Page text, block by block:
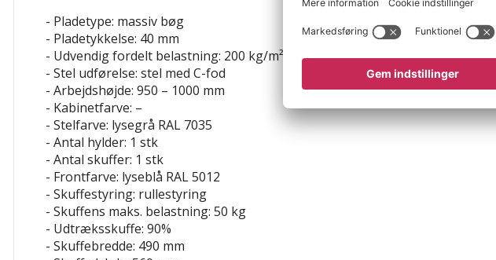
- Pladetype: massiv bøg
- Pladetykkelse: 40 mm
- Udvendig fordelt belastning: 200 kg/m²
- Stel udførelse: stel med C-fod
- Arbejdshøjde: 950 – 1000 mm
- Kabinetfarve: –
- Stelfarve: lysegrå RAL 7035
- Antal hylder: 1 stk
- Antal skuffer: 1 stk
- Frontfarve: lyseblå RAL 5012
- Skuffestyring: rullestyring
- Skuffens maks. belastning: 50 kg
- Udtræksskuffe: 90%
- Skuffebredde: 490 mm